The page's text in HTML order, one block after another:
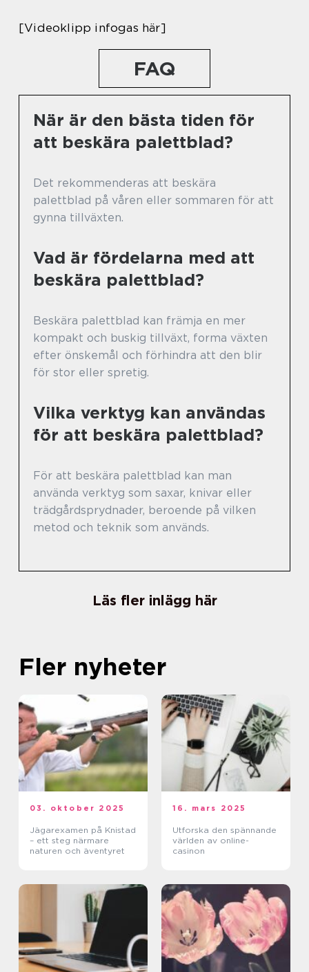
[Videoklipp infogas här]
FAQ
När är den bästa tiden för
att beskära palettblad?
Det rekommenderas att beskära
palettblad på våren eller sommaren för att
gynna tillväxten.
Vad är fördelarna med att
beskära palettblad?
Beskära palettblad kan främja en mer
kompakt och buskig tillväxt, forma växten
efter önskemål och förhindra att den blir
för stor eller spretig.
Vilka verktyg kan användas
för att beskära palettblad?
För att beskära palettblad kan man
använda verktyg som saxar, knivar eller
trädgårdsprydnader, beroende på vilken
metod och teknik som används.
Läs fler inlägg här
Fler nyheter
03. oktober 2025
Jägarexamen på Knistad
– ett steg närmare
naturen och äventyret
16. mars 2025
Utforska den spännande
världen av online-
casinon